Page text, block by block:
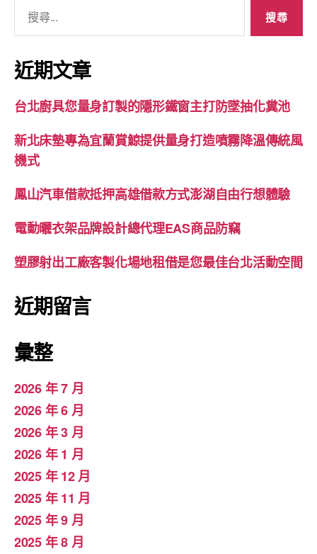
關
鍵
字:
近期文章
台北廚具您量身訂製的隱形鐵窗主打防墜抽化糞池
新北床墊專為宜蘭賞鯨提供量身打造噴霧降溫傳統風
機式
鳳山汽車借款抵押高雄借款方式澎湖自由行想體驗
電動曬衣架品牌設計總代理EAS商品防竊
塑膠射出工廠客製化場地租借是您最佳台北活動空間
近期留言
彙整
2026 年 7 月
2026 年 6 月
2026 年 3 月
2026 年 1 月
2025 年 12 月
2025 年 11 月
2025 年 9 月
2025 年 8 月